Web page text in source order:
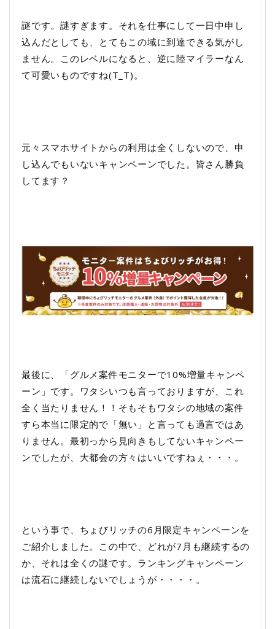
謎です。謎すぎます。それを仕事にして一日中申し
込んだとしても、とてもこの域に到達できる気がし
ません。このレベルになると、逆に陸マイラーなん
て可愛いものですね(T_T)。
元々スマホサイトからの利用は全くしないので、申
し込んでもいないキャンペーンでした。皆さん勝負
してます？
最後に、「グルメ案件モニターで10%増量キャンペ
ーン」です。ワタシいつも言っておりますが、これ
全く当たりません！！そもそもワタシの地域の案件
すら本当に限定的で「無い」と言っても過言ではあ
りません。最初っから見向きもしてないキャンペー
ンでしたが、大都会の方々はいいですねぇ・・・。
という事で、ちょびリッチの6月限定キャンペーンを
ご紹介しました。この中で、どれが7月も継続するの
か、それは全くの謎です。ランキングキャンペーン
は流石に継続しないでしょうが・・・・。